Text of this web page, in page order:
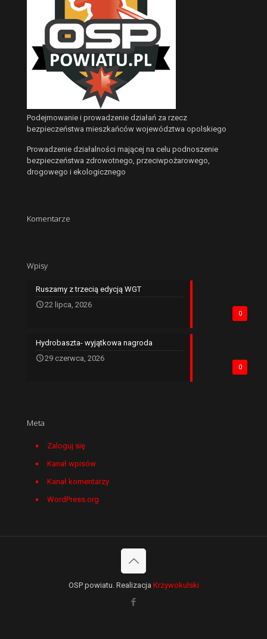
Podejmowanie i prowadzenie działań za rzecz
bezpieczeństwa mieszkańców województwa opolskiego
Prowadzenie działalności mającej na celu podnoszenie
bezpieczeństwa zdrowotnego, przeciwpożarowego,
drogowego i ekologicznego
Komentarze
Wpisy
0
Ruszamy z trzecią edycją WGT
22 lipca, 2026
0
Hydrobaszta- wyjątkowa nagroda
29 czerwca, 2026
Meta
Zaloguj się
Kanał wpisów
Kanał komentarzy
WordPress.org
OSP powiatu. Realizacja Krzywokulski